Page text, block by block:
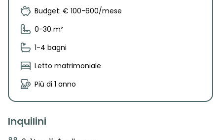
Budget: € 100-600/mese
0-30 m²
1-4 bagni
Letto matrimoniale
Più di 1 anno
Inquilini